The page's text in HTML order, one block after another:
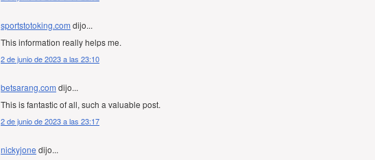
sportstotoking.com dijo...
This information really helps me.
2 de junio de 2023 a las 23:10
betsarang.com dijo...
This is fantastic of all, such a valuable post.
2 de junio de 2023 a las 23:17
nickyjone dijo...